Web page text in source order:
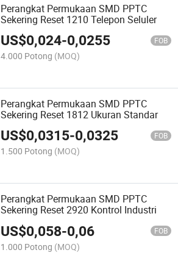
Perangkat Permukaan SMD PPTC
Sekering Reset 1210 Telepon Seluler
US$0,024-0,0255 FOB
4.000 Potong (MOQ)
Perangkat Permukaan SMD PPTC
Sekering Reset 1812 Ukuran Standar
US$0,0315-0,0325 FOB
1.500 Potong (MOQ)
Perangkat Permukaan SMD PPTC
Sekering Reset 2920 Kontrol Industri
US$0,058-0,06 FOB
1.000 Potong (MOQ)